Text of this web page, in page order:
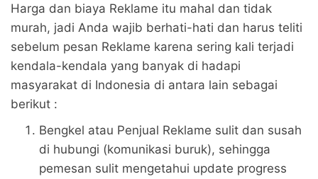
Harga dan biaya Reklame itu mahal dan tidak
murah, jadi Anda wajib berhati-hati dan harus teliti
sebelum pesan Reklame karena sering kali terjadi
kendala-kendala yang banyak di hadapi
masyarakat di Indonesia di antara lain sebagai
berikut :
Bengkel atau Penjual Reklame sulit dan susah
di hubungi (komunikasi buruk), sehingga
pemesan sulit mengetahui update progress